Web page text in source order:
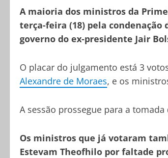
A maioria dos ministros da
terça-feira (18) pela
governo do ex-presidente Jair
O placar do julgamento está 3
Alexandre de Moraes, e os
A sessão prossegue para a
Os ministros que já votaram
Estevam Theofhilo por faltade